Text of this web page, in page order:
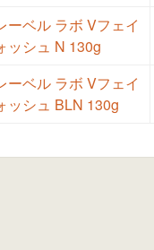
ーベル ラボ Vフェイ
ッシュ N 130g
ーベル ラボ Vフェイ
ッシュ BLN 130g